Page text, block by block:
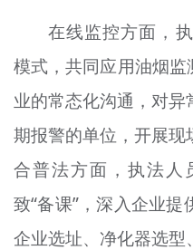
在线监控方面，
模式，共同应用油烟
业的常态化沟通，对
期报警的单位，开展
合普法方面，执法人
致“备课”，深入企业
企业选址、净化器选